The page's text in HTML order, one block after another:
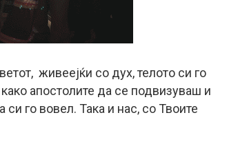
живеејќи со дух, телото си го
апостолите да се подвизуваш и
го вовел. Така и нас, со Твоите